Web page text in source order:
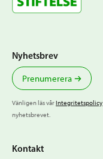
Nyhetsbrev
Prenumerera
Vänligen läs vårIntegritetspolicy
nyhetsbrevet.
Kontakt